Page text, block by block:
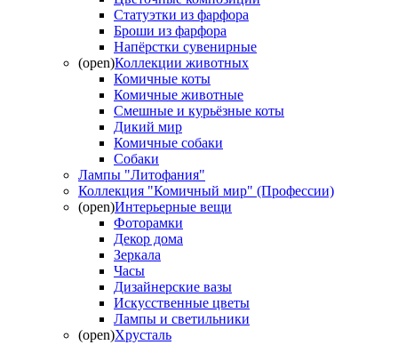
Статуэтки из фарфора
Броши из фарфора
Напёрстки сувенирные
(open)Коллекции животных
Комичные коты
Комичные животные
Смешные и курьёзные коты
Дикий мир
Комичные собаки
Собаки
Лампы "Литофания"
Коллекция "Комичный мир" (Профессии)
(open)Интерьерные вещи
Фоторамки
Декор дома
Зеркала
Часы
Дизайнерские вазы
Искусственные цветы
Лампы и светильники
(open)Хрусталь